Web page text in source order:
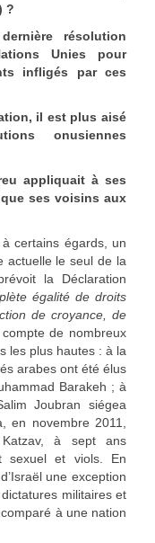
?
résolution
Unies pour
infligés par ces
il est plus aisé
onusiennes
appliquait à ses
ses voisins aux
certains égards, un
actuelle le seul de la
la Déclaration
égalité de droits
de croyance, de
de nombreux
les plus hautes : à la
arabes ont été élus
Barakeh ; à
Joubran siégea
en novembre 2011,
Katzav, à sept ans
sexuel et viols. En
une exception
militaires et
à une nation